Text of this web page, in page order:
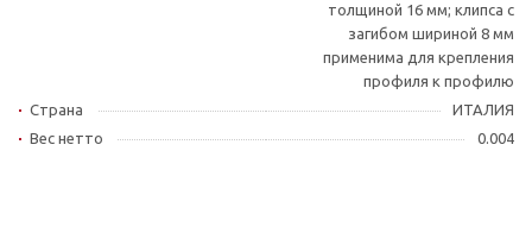
толщиной 16 мм; клипса с
загибом шириной 8 мм
применима для крепления
профиля к профилю
Страна
ИТАЛИЯ
Вес нетто
0.004